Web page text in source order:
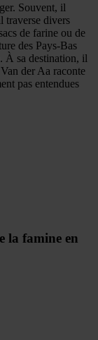
Souvent, il
traverse divers
de farine ou de
des Pays-Bas
À sa destination, il
der Aa raconte
pas entendues
la famine en